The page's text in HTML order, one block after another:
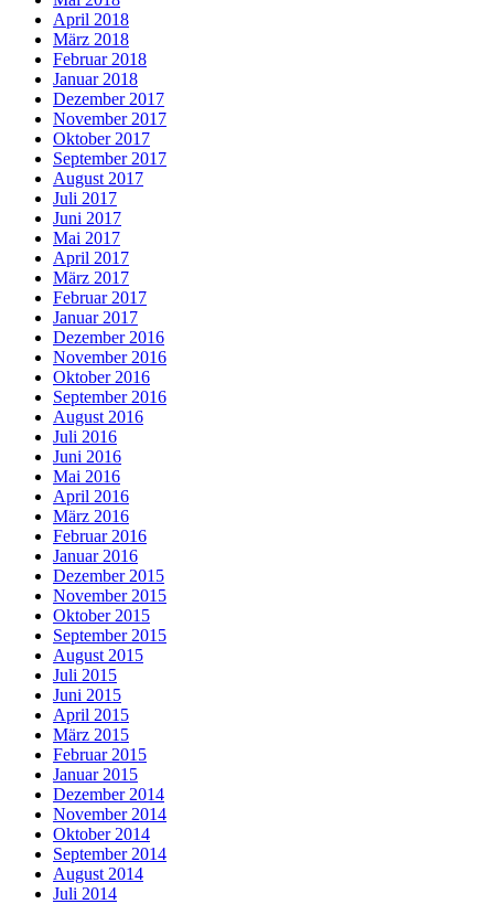
April 2018
März 2018
Februar 2018
Januar 2018
Dezember 2017
November 2017
Oktober 2017
September 2017
August 2017
Juli 2017
Juni 2017
Mai 2017
April 2017
März 2017
Februar 2017
Januar 2017
Dezember 2016
November 2016
Oktober 2016
September 2016
August 2016
Juli 2016
Juni 2016
Mai 2016
April 2016
März 2016
Februar 2016
Januar 2016
Dezember 2015
November 2015
Oktober 2015
September 2015
August 2015
Juli 2015
Juni 2015
April 2015
März 2015
Februar 2015
Januar 2015
Dezember 2014
November 2014
Oktober 2014
September 2014
August 2014
Juli 2014